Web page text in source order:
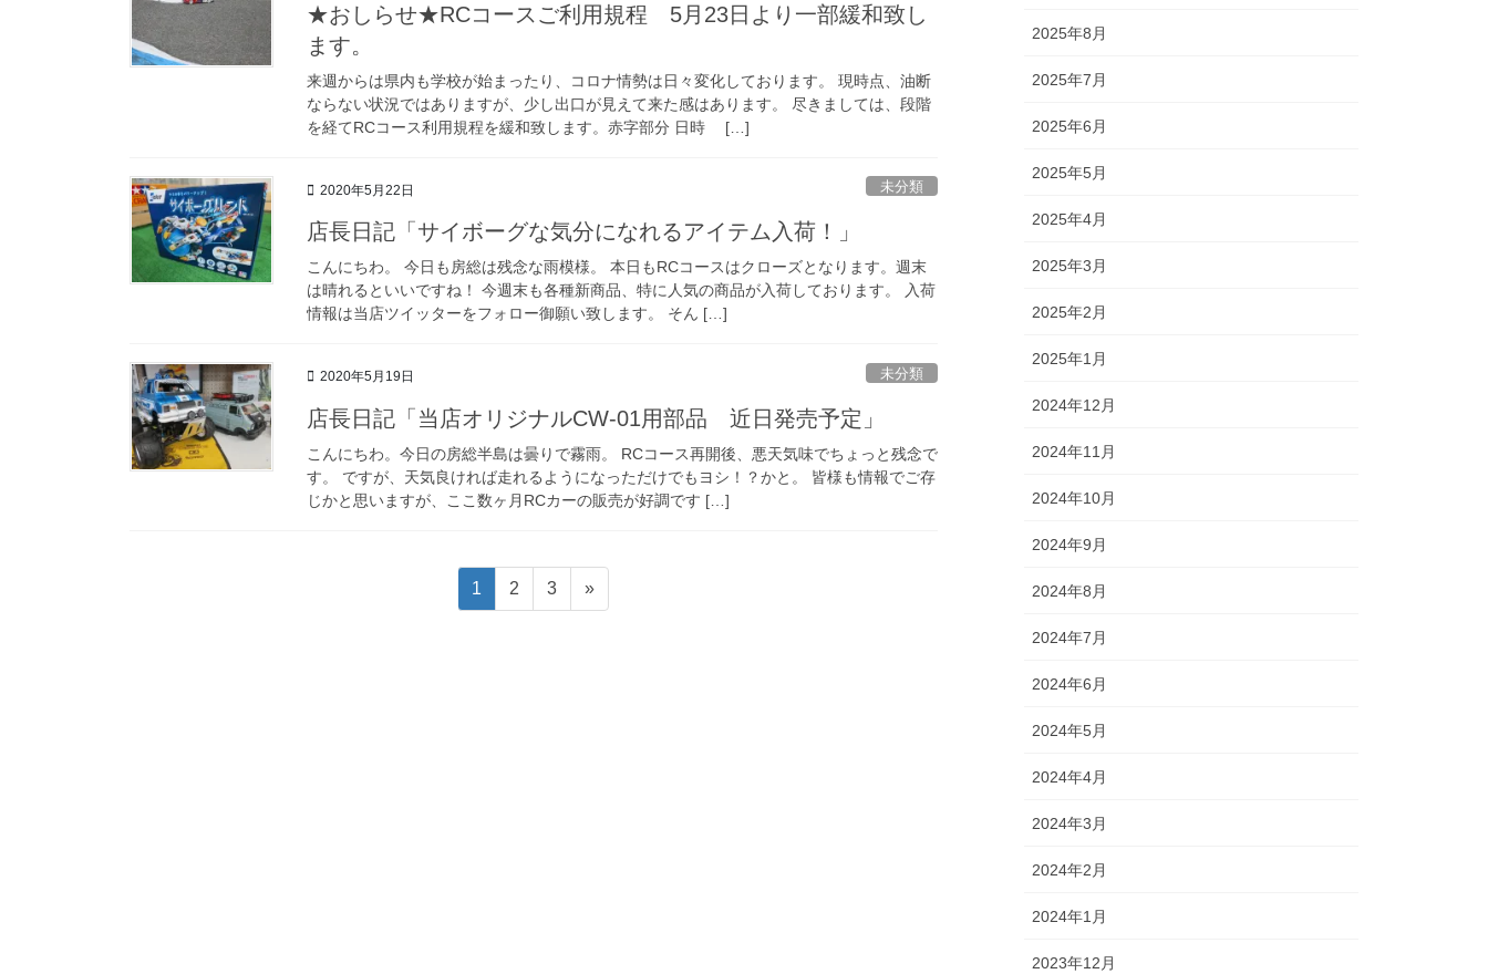
★おしらせ★RCコースご利用規程 5月23日より一部緩和致し
ます。
来週からは県内も学校が始まったり、コロナ情勢は日々変化しております。 現時点、油断
ならない状況ではありますが、少し出口が見えて来た感はあります。 尽きましては、段階
を経てRCコース利用規程を緩和致します。赤字部分 日時 […]
2020年5月22日 未分類
店長日記「サイボーグな気分になれるアイテム入荷！」
こんにちわ。 今日も房総は残念な雨模様。 本日もRCコースはクローズとなります。週末
は晴れるといいですね！ 今週末も各種新商品、特に人気の商品が入荷しております。 入荷
情報は当店ツイッターをフォロー御願い致します。 そん […]
2020年5月19日 未分類
店長日記「当店オリジナルCW-01用部品 近日発売予定」
こんにちわ。今日の房総半島は曇りで霧雨。 RCコース再開後、悪天気味でちょっと残念で
す。 ですが、天気良ければ走れるようになっただけでもヨシ！？かと。 皆様も情報でご存
じかと思いますが、ここ数ヶ月RCカーの販売が好調です […]
固
定
1
固
定
2
固
定
3 »
2025年8月
2025年7月
2025年6月
2025年5月
2025年4月
2025年3月
2025年2月
2025年1月
2024年12月
2024年11月
2024年10月
2024年9月
2024年8月
2024年7月
2024年6月
2024年5月
2024年4月
2024年3月
2024年2月
2024年1月
2023年12月